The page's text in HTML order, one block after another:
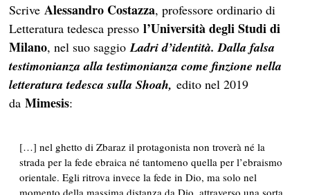
ScriveAlessandro Costazza, professore ordinario di
Letteratura tedesca pressol’Università degli Studi di
Milano, nel suo saggioLadri d’identità. Dalla falsa
testimonianza alla testimonianza come finzione nella
letteratura tedesca sulla Shoah,edito nel 2019
daMimesis:
[…] nel ghetto di Zbaraz il protagonista non troverà né la
strada per la fede ebraica né tantomeno quella per l’ebraismo
orientale. Egli ritrova invece la fede in Dio, ma solo nel
momento della massima distanza da Dio, attraverso una sorta